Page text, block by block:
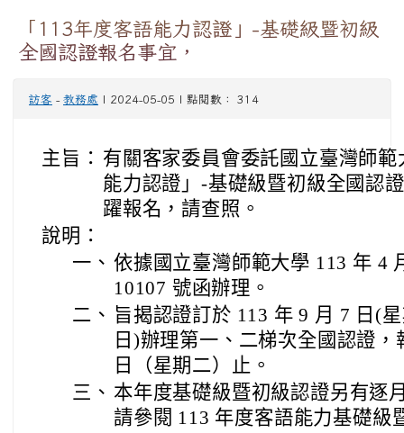
「113年度客語能力認證」-基礎級暨初級
全國認證報名事宜，
訪客 - 教務處 | 2024-05-05 | 點閱數： 314
主旨： 有關客家委員會委託國立臺灣師
能力認證」-基礎級暨初級全國認
躍報名，請查照。
說明：
一、 依據國立臺灣師範大學 113 年 4
10107 號函辦理。
二、 旨揭認證訂於 113 年 9 月 7 日(
日)辦理第一、二梯次全國認證
日（星期二）止。
三、 本年度基礎級暨初級認證另有逐
請參閱 113 年度客語能力基礎級